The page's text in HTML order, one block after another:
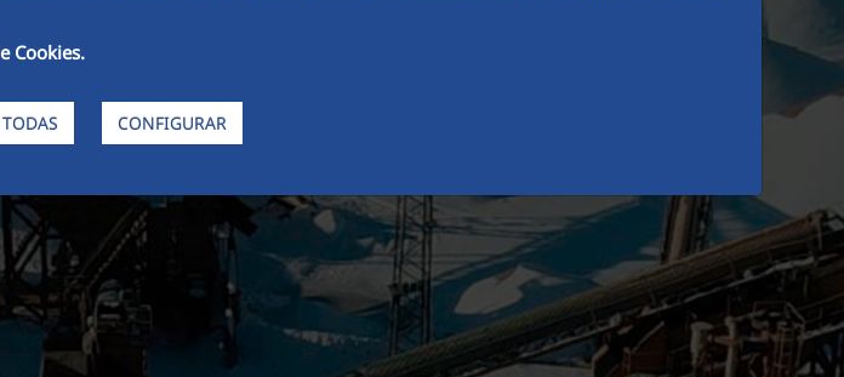
Cookies.
CONFIGURAR